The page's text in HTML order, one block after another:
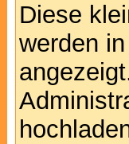
Diese
werden